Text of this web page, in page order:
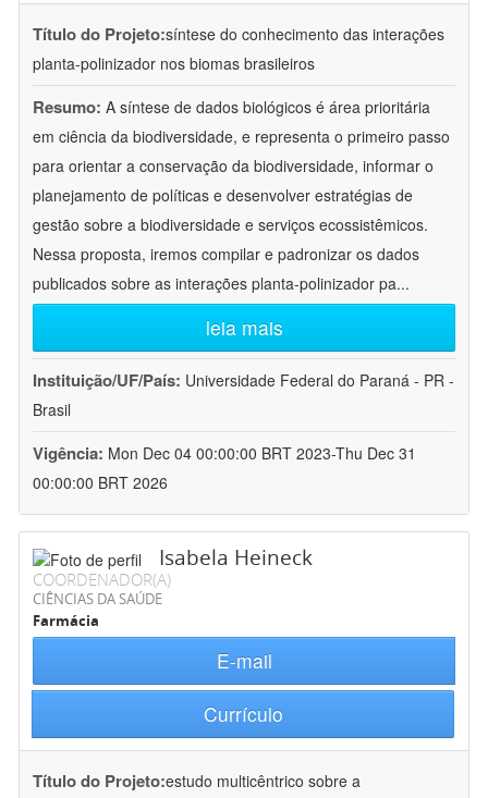
Título do Projeto:síntese do conhecimento das interações
planta-polinizador nos biomas brasileiros
Resumo: A síntese de dados biológicos é área prioritária
em ciência da biodiversidade, e representa o primeiro passo
para orientar a conservação da biodiversidade, informar o
planejamento de políticas e desenvolver estratégias de
gestão sobre a biodiversidade e serviços ecossistêmicos.
Nessa proposta, iremos compilar e padronizar os dados
publicados sobre as interações planta-polinizador pa...
leia mais
Instituição/UF/País: Universidade Federal do Paraná - PR -
Brasil
Vigência: Mon Dec 04 00:00:00 BRT 2023-Thu Dec 31
00:00:00 BRT 2026
Isabela Heineck
COORDENADOR(A)
CIÊNCIAS DA SAÚDE
Farmácia
E-mail
Currículo
Título do Projeto:estudo multicêntrico sobre a